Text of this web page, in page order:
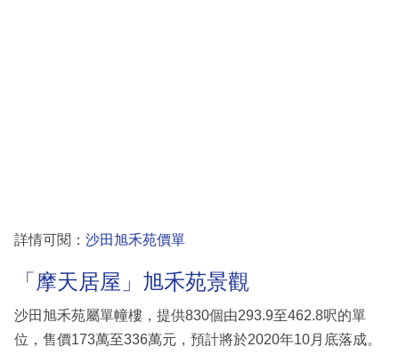
詳情可閱： 沙田旭禾苑價單
「摩天居屋」旭禾苑景觀
沙田旭禾苑屬單幢樓，提供830個由293.9至462.8呎的單
位，售價173萬至336萬元，預計將於2020年10月底落成。